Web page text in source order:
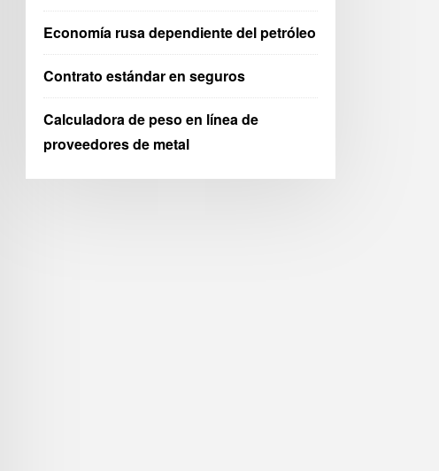
Economía rusa dependiente del petróleo
Contrato estándar en seguros
Calculadora de peso en línea de
proveedores de metal